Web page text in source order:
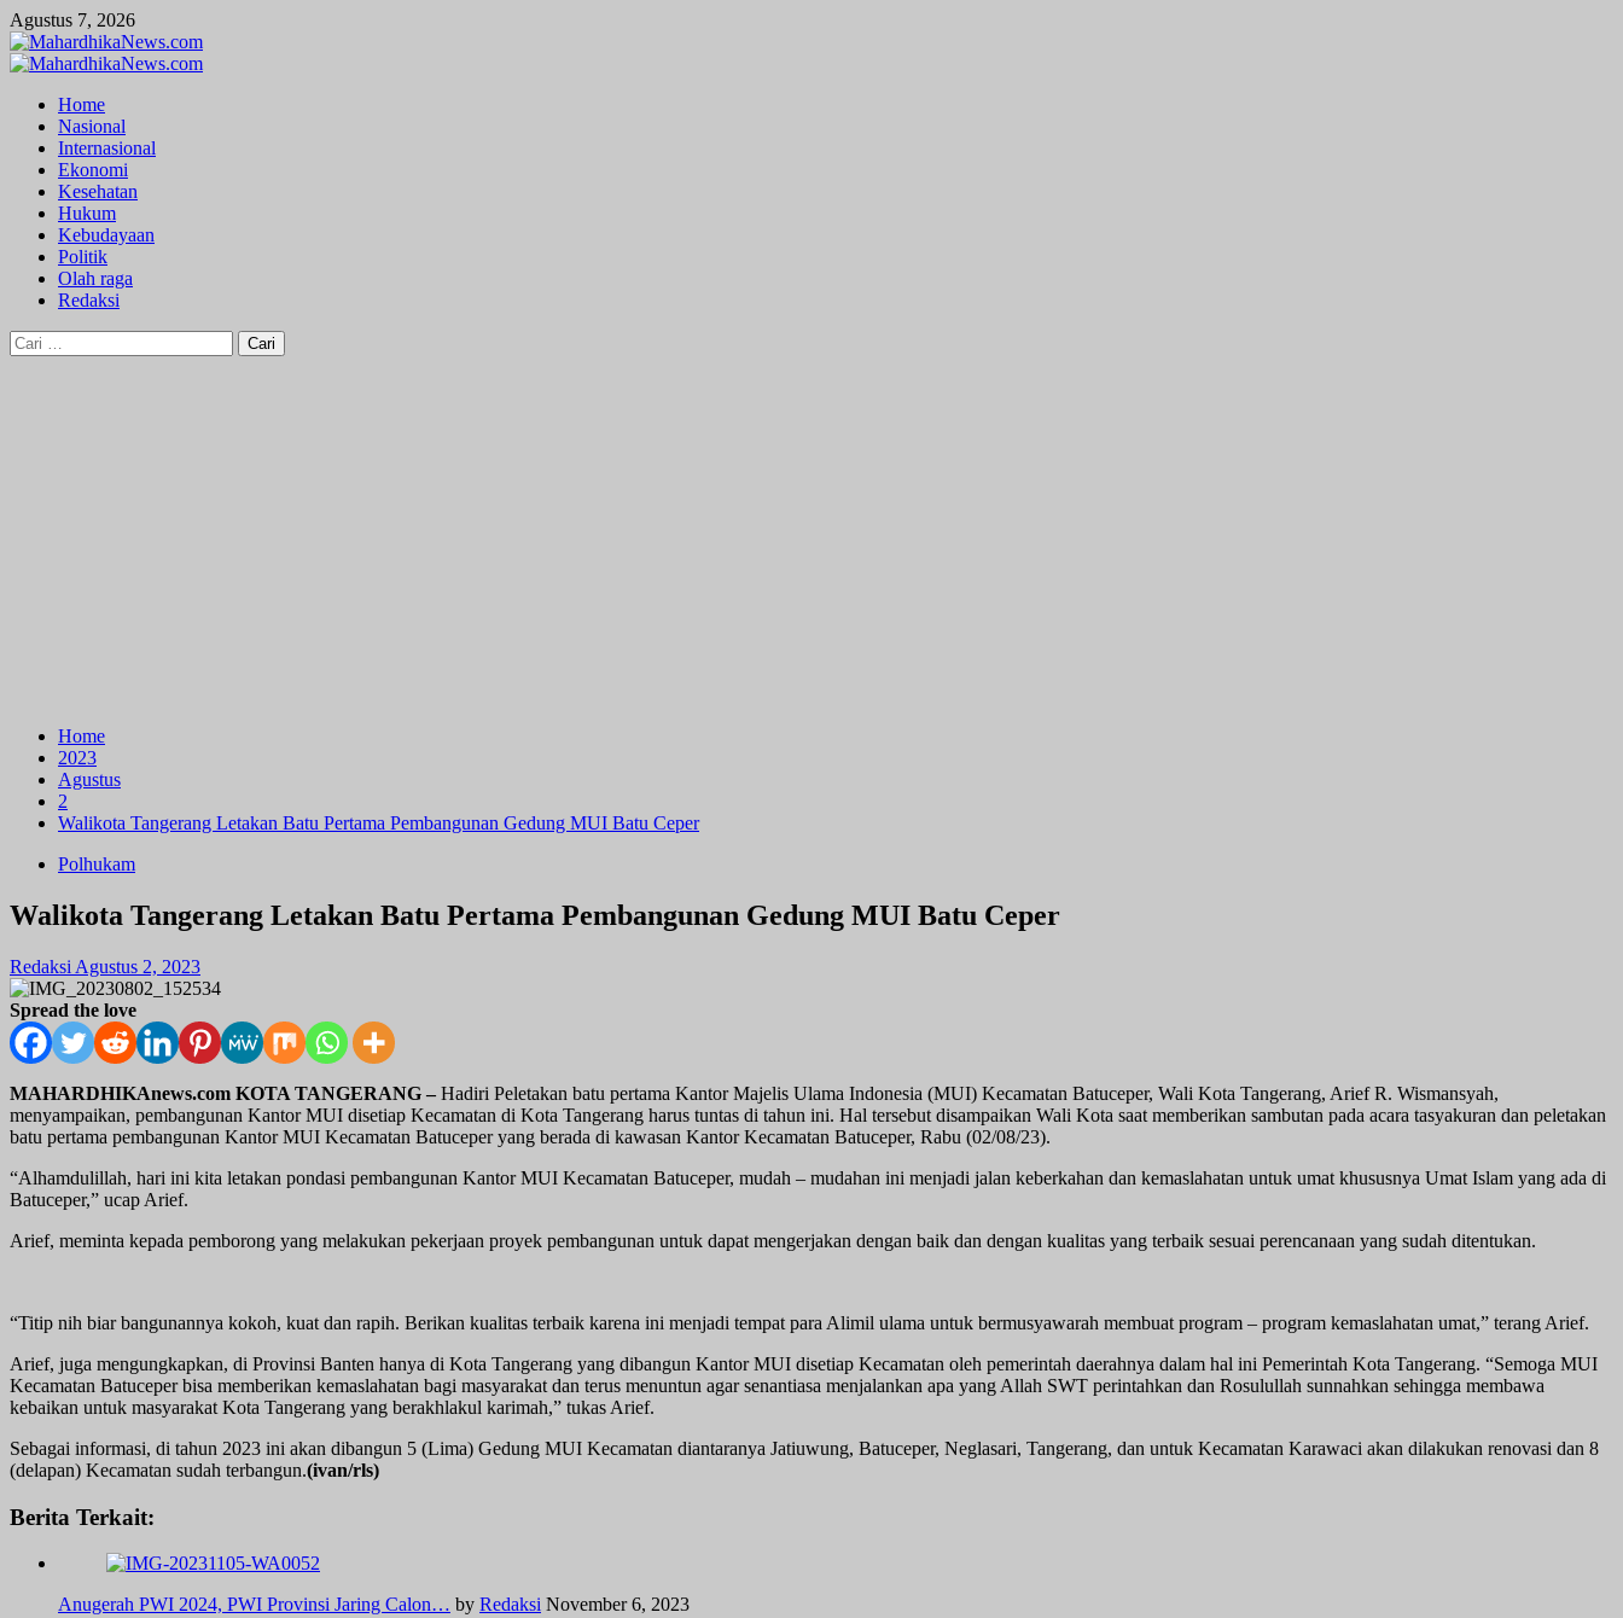
Skip
to
content
Agustus 7, 2026
Primary
Home
Nasional
Internasional
Ekonomi
Kesehatan
Hukum
Kebudayaan
Politik
Olah raga
Redaksi
Cari
untuk:
Home
2023
Agustus
2
Walikota Tangerang Letakan Batu Pertama Pembangunan Gedung MUI Batu Ceper
Polhukam
Walikota Tangerang Letakan Batu Pertama Pembangunan Gedung MUI Batu Ceper
Redaksi Agustus 2, 2023
Spread the love
MAHARDHIKAnews.com KOTA TANGERANG – Hadiri Peletakan batu pertama Kantor Majelis Ulama Indonesia (MUI) Kecamatan Batuceper, Wali Kota Tangerang, Arief R. Wismansyah,
menyampaikan, pembangunan Kantor MUI disetiap Kecamatan di Kota Tangerang harus tuntas di tahun ini. Hal tersebut disampaikan Wali Kota saat memberikan sambutan pada acara tasyakuran dan peletakan
batu pertama pembangunan Kantor MUI Kecamatan Batuceper yang berada di kawasan Kantor Kecamatan Batuceper, Rabu (02/08/23).
“Alhamdulillah, hari ini kita letakan pondasi pembangunan Kantor MUI Kecamatan Batuceper, mudah – mudahan ini menjadi jalan keberkahan dan kemaslahatan untuk umat khususnya Umat Islam yang ada di
Batuceper,” ucap Arief.
Arief, meminta kepada pemborong yang melakukan pekerjaan proyek pembangunan untuk dapat mengerjakan dengan baik dan dengan kualitas yang terbaik sesuai perencanaan yang sudah ditentukan.
“Titip nih biar bangunannya kokoh, kuat dan rapih. Berikan kualitas terbaik karena ini menjadi tempat para Alimil ulama untuk bermusyawarah membuat program – program kemaslahatan umat,” terang Arief.
Arief, juga mengungkapkan, di Provinsi Banten hanya di Kota Tangerang yang dibangun Kantor MUI disetiap Kecamatan oleh pemerintah daerahnya dalam hal ini Pemerintah Kota Tangerang. “Semoga MUI
Kecamatan Batuceper bisa memberikan kemaslahatan bagi masyarakat dan terus menuntun agar senantiasa menjalankan apa yang Allah SWT perintahkan dan Rosulullah sunnahkan sehingga membawa
kebaikan untuk masyarakat Kota Tangerang yang berakhlakul karimah,” tukas Arief.
Sebagai informasi, di tahun 2023 ini akan dibangun 5 (Lima) Gedung MUI Kecamatan diantaranya Jatiuwung, Batuceper, Neglasari, Tangerang, dan untuk Kecamatan Karawaci akan dilakukan renovasi dan 8
(delapan) Kecamatan sudah terbangun.(ivan/rls)
Berita Terkait:
Anugerah PWI 2024, PWI Provinsi Jaring Calon… by Redaksi November 6, 2023